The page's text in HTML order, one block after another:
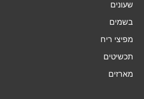
שעונים
בשמים
מפיצי ריח
תכשיטים
מארזים